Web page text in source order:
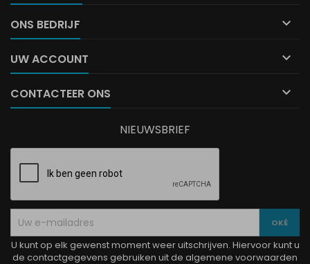
ONS BEDRIJF 
UW ACCOUNT 
CONTACTEER ONS 
NIEUWSBRIEF
U kunt op elk gewenst moment weer uitschrijven. Hiervoor kunt u
de contactgegevens gebruiken uit de algemene voorwaarden